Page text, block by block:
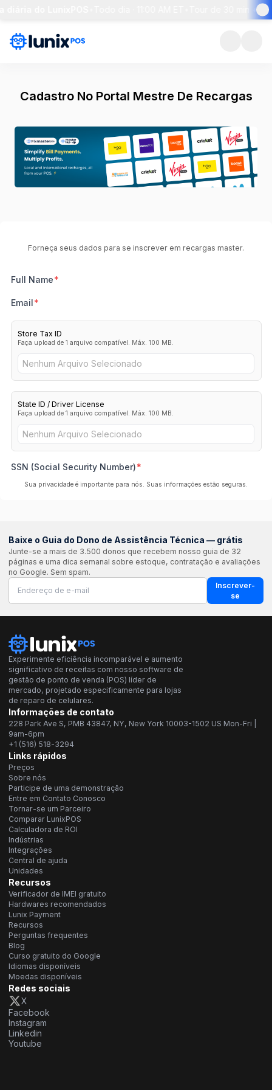
Tour de 30 min +
Cadastro No Portal Mestre De Recargas
Forneça seus dados para se inscrever em recargas master.
Full Name
Email
Store Tax ID
Faça upload de 1 arquivo compatível. Máx. 100 MB.
Nenhum Arquivo Selecionado
State ID / Driver License
Faça upload de 1 arquivo compatível. Máx. 100 MB.
Nenhum Arquivo Selecionado
SSN (Social Security Number)
Sua privacidade é importante para nós. Suas informações estão seguras.
Baixe o Guia do Dono de Assistência Técnica — grátis
Junte-se a mais de 3.500 donos que recebem nosso guia de 32
páginas e uma dica semanal sobre estoque, contratação e avaliações
no Google. Sem spam.
Inscrever-
se
Experimente eficiência incomparável e aumento
significativo de receitas com nosso software de
gestão de ponto de venda (POS) líder de
mercado, projetado especificamente para lojas
de reparo de celulares.
Informações de contato
228 Park Ave S, PMB 43847, NY, New York 10003-1502 US Mon-Fri |
9am-6pm
+1 (516) 518-3294
Links rápidos
Preços
Sobre nós
Participe de uma demonstração
Entre em Contato Conosco
Tornar-se um Parceiro
Comparar LunixPOS
Calculadora de ROI
Indústrias
Integrações
Central de ajuda
Unidades
Recursos
Verificador de IMEI gratuito
Hardwares recomendados
Lunix Payment
Recursos
Perguntas frequentes
Blog
Curso gratuito do Google
Idiomas disponíveis
Moedas disponíveis
Redes sociais
X
Facebook
Instagram
Linkedin
Youtube